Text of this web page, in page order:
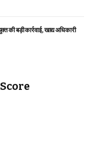
बड़ी कार्रवाई, खाद्य अधिकारी